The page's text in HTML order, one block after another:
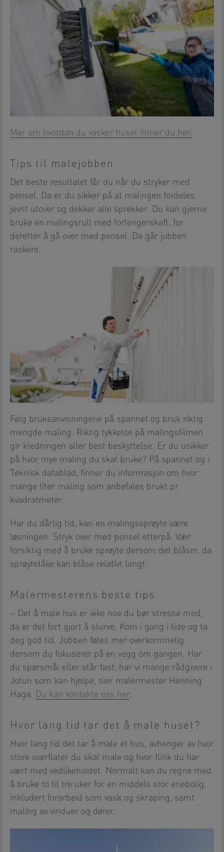
Mer om hvordan du vasker huset finner du her.
Tips til malejobben
Det beste resultatet får du når du stryker med
pensel. Da er du sikker på at malingen fordeles
jevnt utover og dekker alle sprekker. Du kan gjerne
bruke en malingsrull med forlengerskaft, for
deretter å gå over med pensel. Da går jobben
raskere.
Følg bruksanvisningene på spannet og bruk riktig
mengde maling. Riktig tykkelse på malingsfilmen
gir kledningen aller best beskyttelse. Er du usikker
på hvor mye maling du skal bruke? På spannet og i
Teknisk datablad, finner du informasjon om hvor
mange liter maling som anbefales brukt pr
kvadratmeter.
Har du dårlig tid, kan en malingssprøyte være
løsningen. Stryk over med pensel etterpå. Vær
forsiktig med å bruke sprøyte dersom det blåser, da
sprøytetåke kan blåse relativt langt.
Malermesterens beste tips
– Det å male hus er ikke noe du bør stresse med,
da er det fort gjort å slurve. Kom i gang i tide og ta
deg god tid. Jobben føles mer overkommelig
dersom du fokuserer på en vegg om gangen. Har
du spørsmål eller står fast, har vi mange rådgivere i
Jotun som kan hjelpe, sier malermester Henning
Haga.
Du kan kontakte oss her.
Hvor lang tid tar det å male huset?
Hvor lang tid det tar å male et hus, avhenger av hvor
store overflater du skal male og hvor flink du har
vært med vedlikeholdet. Normalt kan du regne med
å bruke to til tre uker for en middels stor enebolig,
inkludert forarbeid som vask og skraping, samt
maling av vinduer og dører.